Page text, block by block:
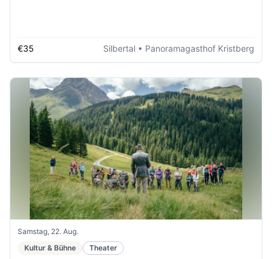
€35 Silbertal • Panoramagasthof Kristberg
Samstag, 22. Aug.
Kultur & Bühne
Theater